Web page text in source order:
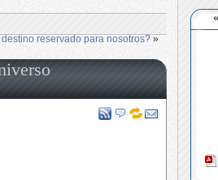
reservado para nosotros? »